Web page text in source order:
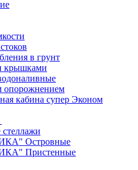
в грунт
крышками
опорожнением
кабина супер Эконом
Островные
Пристенные